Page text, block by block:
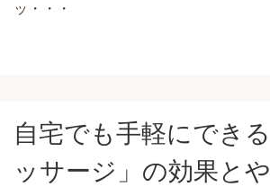
ッ・・・
自宅でも手軽にでき
ッサージ」の効果と